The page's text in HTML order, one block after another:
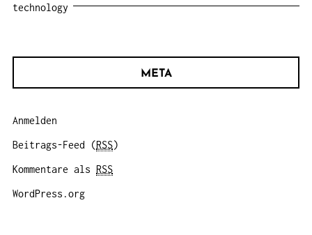
technology
META
Anmelden
Beitrags-Feed (RSS)
Kommentare als RSS
WordPress.org